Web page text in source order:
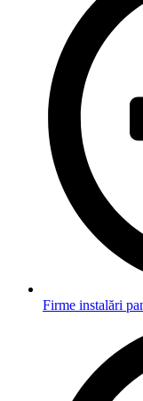
Firme instalări